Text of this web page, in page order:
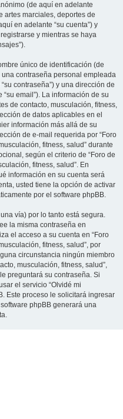
(de aquí en adelante
artes marciales, deportes de
en adelante “su cuenta”) y
y mientras se haya
único de identificación (de
contraseña personal empleada
contraseña”) y una dirección de
email”). La información de su
de contacto, musculación, fitness,
de datos aplicables en el
información más allá de su
de e-mail requerida por “Foro
fitness, salud” durante
según el criterio de “Foro de
fitness, salud”. En
información en su cuenta será
usted tiene la opción de activar
por el software phpBB.
vía) por lo tanto está segura.
la misma contraseña en
el acceso a su cuenta en “Foro
fitness, salud”, por
circunstancia ningún miembro
musculación, fitness, salud”,
preguntará su contraseña. Si
el servicio “Olvidé mi
Este proceso le solicitará ingresar
phpBB generará una